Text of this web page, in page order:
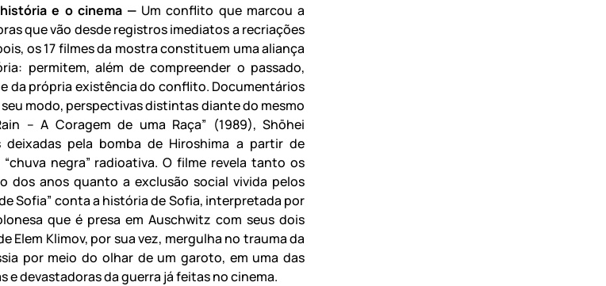
e o cinema —Um conflito que marcou a
que vão desde registros imediatos a recriações
os 17 filmes da mostra constituem uma aliança
permitem, além de compreender o passado,
da própria existência do conflito. Documentários
modo, perspectivas distintas diante do mesmo
– A Coragem de uma Raça” (1989), Shōhei
deixadas pela bomba de Hiroshima a partir de
negra” radioativa. O filme revela tanto os
dos anos quanto a exclusão social vivida pelos
Sofia” conta a história de Sofia, interpretada por
que é presa em Auschwitz com seus dois
Elem Klimov, por sua vez, mergulha no trauma da
por meio do olhar de um garoto, em uma das
e devastadoras da guerra já feitas no cinema.